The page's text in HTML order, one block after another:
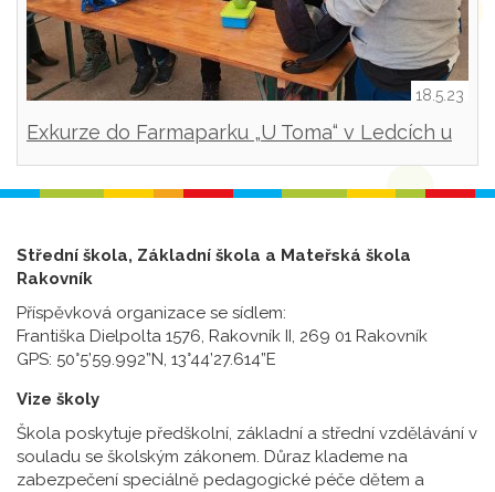
18.5.23
Exkurze do Farmaparku „U Toma“ v Ledcích u
Střední škola, Základní škola a Mateřská škola
Rakovník
Příspěvková organizace se sídlem:
Františka Dielpolta 1576, Rakovník II, 269 01 Rakovník
GPS: 50°5’59.992”N, 13°44’27.614”E
Vize školy
Škola poskytuje předškolní, základní a střední vzdělávání v
souladu se školským zákonem. Důraz klademe na
zabezpečení speciálně pedagogické péče dětem a